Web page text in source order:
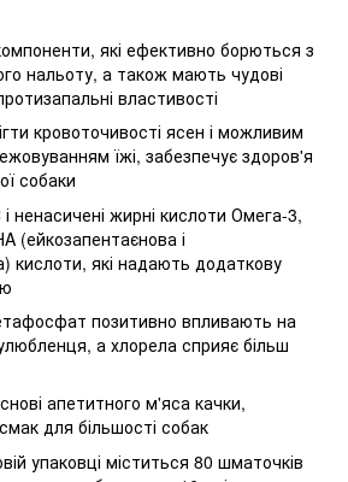
які ефективно борються з
нальоту, а також мають чудові
властивості
кровоточивості ясен і можливим
їжі, забезпечує здоров'я
собаки
і ненасичені жирні кислоти Омега-3,
(ейкозапентаєнова і
кислоти, які надають додаткову
позитивно впливають на
а хлорела сприяє більш
апетитного м'яса качки,
для більшості собак
упаковці міститься 80 шматочків